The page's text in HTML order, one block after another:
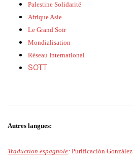
Palestine Solidarité
Afrique Asie
Le Grand Soir
Mondialisation
Réseau International
SOTT
Autres langues:
Traduction espagnole: Purificación